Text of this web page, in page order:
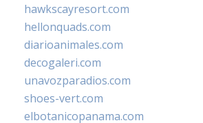
hawkscayresort.com
hellonquads.com
diarioanimales.com
decogaleri.com
unavozparadios.com
shoes-vert.com
elbotanicopanama.com